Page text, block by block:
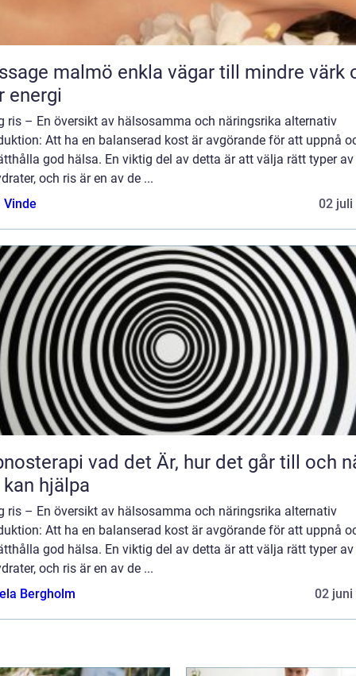
enkla vägar till mindre värk och
energi
ris – En översikt av hälsosamma och näringsrika alternativ
Att ha en balanserad kost är avgörande för att uppnå
god hälsa. En viktig del av detta är att välja rätt typer av
och ris är en av de ...
Vinde
02 juli
det Är, hur det går till och när
hjälpa
ris – En översikt av hälsosamma och näringsrika alternativ
Att ha en balanserad kost är avgörande för att uppnå
god hälsa. En viktig del av detta är att välja rätt typer av
och ris är en av de ...
Bergholm
02 juni